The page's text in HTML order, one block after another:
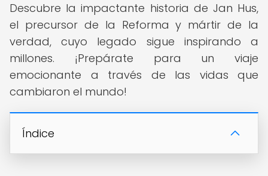
Descubre la impactante historia de Jan Hus,
el precursor de la Reforma y mártir de la
verdad, cuyo legado sigue inspirando a
millones. ¡Prepárate para un viaje
emocionante a través de las vidas que
cambiaron el mundo!
Índice